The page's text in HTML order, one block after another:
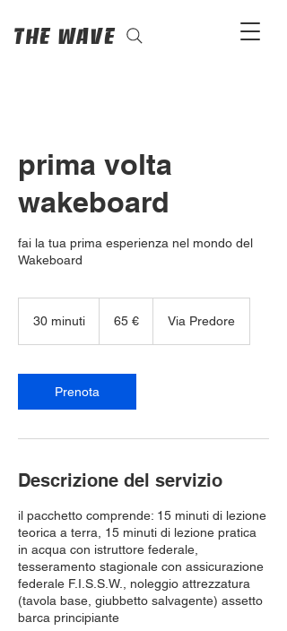
The Wave
prima volta
wakeboard
fai la tua prima esperienza nel mondo del
Wakeboard
30 minuti
i
n
i
65 € Via Predore
Prenota
Descrizione del servizio
il pacchetto comprende: 15 minuti di lezione
teorica a terra, 15 minuti di lezione pratica
in acqua con istruttore federale,
tesseramento stagionale con assicurazione
federale F.I.S.S.W., noleggio attrezzatura
(tavola base, giubbetto salvagente) assetto
barca principiante